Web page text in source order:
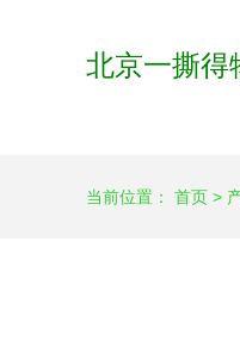
北京一撕得
当前位置： 首页 >